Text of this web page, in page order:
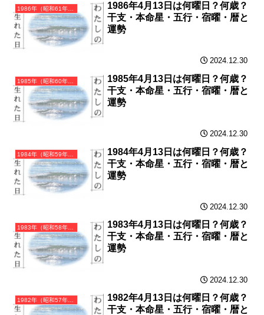
1986年（昭和61年）丙寅（ひのえとら）・寅年（とら年）カレンダー（月曜はじまり）
1986年4月13日は何曜日？何歳？
干支・本命星・五行・宿曜・暦と
運勢
2024.12.30
1985年（昭和60年）乙丑（きのとうし）・丑年（うし年）カレンダー（月曜はじまり）
1985年4月13日は何曜日？何歳？
干支・本命星・五行・宿曜・暦と
運勢
2024.12.30
1984年（昭和59年）甲子（きのえね）・子年（ねずみ年）カレンダー（月曜はじまり）
1984年4月13日は何曜日？何歳？
干支・本命星・五行・宿曜・暦と
運勢
2024.12.30
1983年（昭和58年）癸亥（みずのとい）・亥年（いのしし年）カレンダー（月曜はじまり）
1983年4月13日は何曜日？何歳？
干支・本命星・五行・宿曜・暦と
運勢
2024.12.30
1982年（昭和57年）壬戌（みずのえいぬ）・戌年（いぬ年）カレンダー（月曜はじまり）
1982年4月13日は何曜日？何歳？
干支・本命星・五行・宿曜・暦と